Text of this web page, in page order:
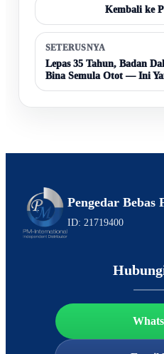
Kembali ke
SETERUSNYA
Lepas 35 Tahun, Badan
Bina Semula Otot — Ini
Pengedar Bebas
ID: 21719400